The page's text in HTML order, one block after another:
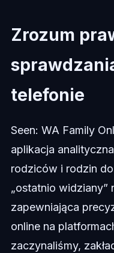
Zrozum
telefonie
Seen: WA Family
aplikacja
rodziców i rodzin
„ostatnio widziany”
zapewniająca
online na
zaczynaliśmy,